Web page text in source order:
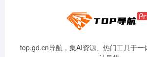
top.gd.cn导航，集AI资源、热门工具于一